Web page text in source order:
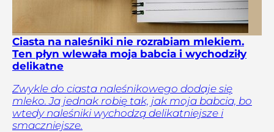
Ciasta na naleśniki nie rozrabiam mlekiem.
Ten płyn wlewała moja babcia i wychodziły
delikatne
Zwykle do ciasta naleśnikowego dodaje się
mleko. Ja jednak robię tak, jak moja babcia, bo
wtedy naleśniki wychodzą delikatniejsze i
smaczniejsze.